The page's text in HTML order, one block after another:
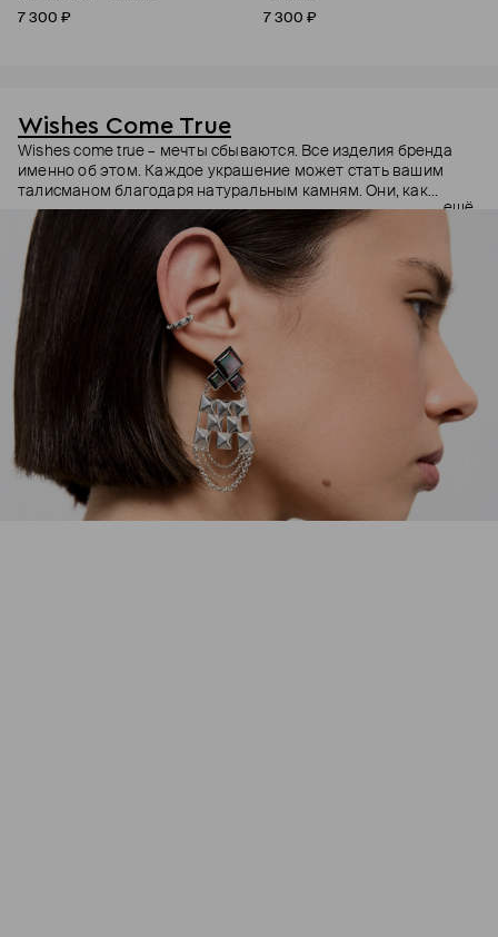
7 300 ₽
7 300 ₽
Wishes Come True
Wishes come true – мечты сбываются. Все изделия бренда
именно об этом. Каждое украшение может стать вашим
талисманом благодаря натуральным камням. Они, как
известно, обладают очень сильной энергетикой и
различными свойствами – ваши желания рискуют сбыться.
Дизайнер Анастасия Тарасова мечтала о своём бренде
украшений, и её мечта сбылась.
ещё